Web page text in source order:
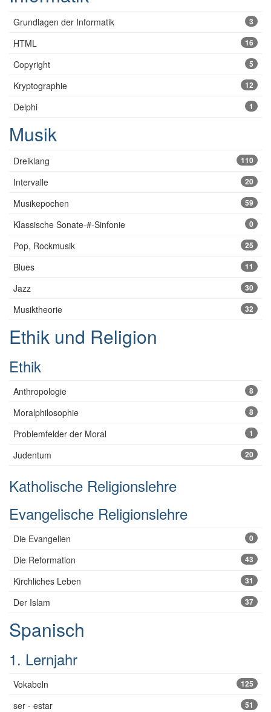
Grundlagen der Informatik 3
HTML 16
Copyright 5
Kryptographie 12
Delphi 1
Musik
Dreiklang 110
Intervalle 20
Musikepochen 59
Klassische Sonate-#-Sinfonie 0
Pop, Rockmusik 25
Blues 11
Jazz 30
Musiktheorie 32
Ethik und Religion
Ethik
Anthropologie 8
Moralphilosophie 8
Problemfelder der Moral 1
Judentum 20
Katholische Religionslehre
Evangelische Religionslehre
Die Evangelien 0
Die Reformation 43
Kirchliches Leben 31
Der Islam 37
Spanisch
1. Lernjahr
Vokabeln 125
ser - estar 51